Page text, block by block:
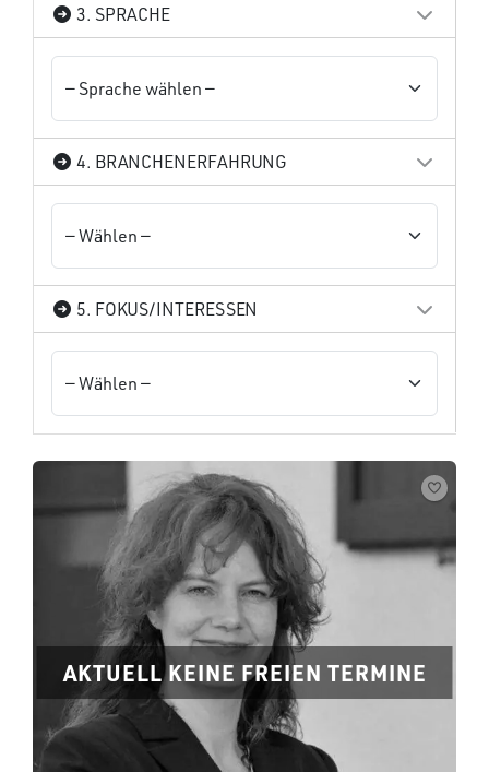
3. SPRACHE
4. BRANCHENERFAHRUNG
5. FOKUS/INTERESSEN
AKTUELL KEINE FREIEN TERMINE